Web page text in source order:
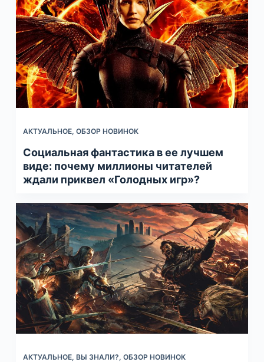
АКТУАЛЬНОЕ, ОБЗОР НОВИНОК
Социальная фантастика в ее лучшем
виде: почему миллионы читателей
ждали приквел «Голодных игр»?
АКТУАЛЬНОЕ, ВЫ ЗНАЛИ?, ОБЗОР НОВИНОК